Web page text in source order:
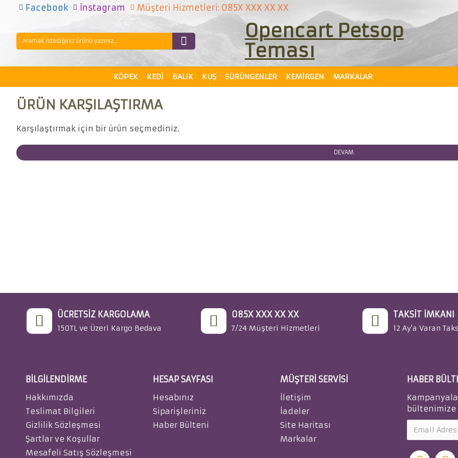
Facebook İnstagram Müşteri Hizmetleri: 085X XXX XX XX
Opencart Petsop
Teması
KÖPEK KEDI BALIK KUŞ SÜRÜNGENLER KEMIRGEN MARKALAR
ÜRÜN KARŞILAŞTIRMA
Karşılaştırmak için bir ürün seçmediniz.
DEVAM
ÜCRETSIZ KARGOLAMA
150TL ve Üzeri Kargo Bedava
085X XXX XX XX
7/24 Müşteri Hizmetleri
TAKSIT İMKANI
12 Ay'a Varan
BILGILENDIRME
Hakkımızda
Teslimat Bilgileri
Gizlilik Sözleşmesi
Şartlar ve Koşullar
Mesafeli Satış Sözleşmesi
HESAP SAYFASI
Hesabınız
Siparişleriniz
Haber Bülteni
MÜŞTERI SERVISI
İletişim
İadeler
Site Haritası
Markalar
HABER
bültenimize